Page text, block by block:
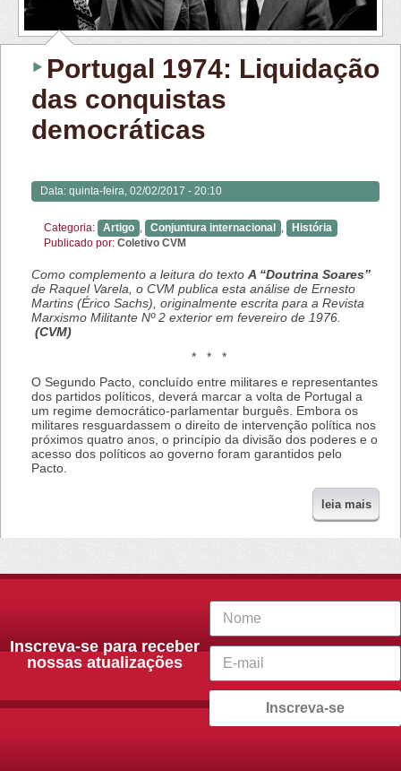
Portugal 1974: Liquidação
das conquistas
democráticas
Data: quinta-feira, 02/02/2017 - 20:10
Categoria: Artigo Conjuntura internacional
História
Publicado por: Coletivo CVM
Como complemento a leitura do texto A “Doutrina Soares”
de Raquel Varela, o CVM publica esta análise de Ernesto
Martins (Érico Sachs), originalmente escrita para a Revista
Marxismo Militante Nº 2 exterior em fevereiro de 1976.
(CVM)
* * *
O Segundo Pacto, concluído entre militares e representantes
dos partidos políticos, deverá marcar a volta de Portugal a
um regime democrático-parlamentar burguês. Embora os
militares resguardassem o direito de intervenção política nos
próximos quatro anos, o princípio da divisão dos poderes e o
acesso dos políticos ao governo foram garantidos pelo
Pacto.
leia mais
Inscreva-se para receber
nossas atualizações
Inscreva-se